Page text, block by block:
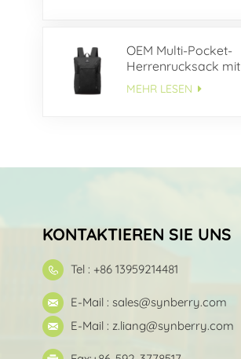
OEM Multi-Pocket-
Herrenrucksack mit
großem
Fassungsvermögen
MEHR LESEN
KONTAKTIEREN SIE UNS
Tel : +86 13959214481
E-Mail : sales@synberry.com
E-Mail : z.liang@synberry.com